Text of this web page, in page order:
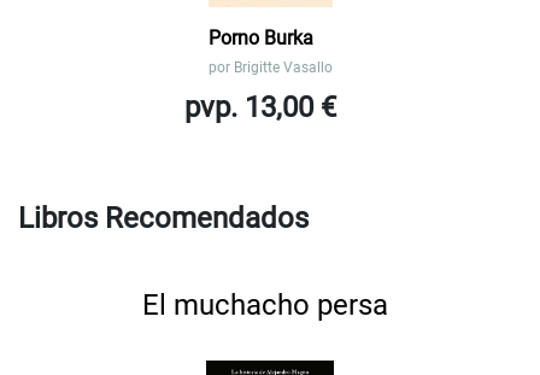
Porno Burka
por Brigitte Vasallo
pvp. 13,00 €
Libros Recomendados
El muchacho persa